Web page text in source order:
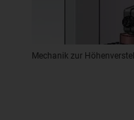
Mechanik zur